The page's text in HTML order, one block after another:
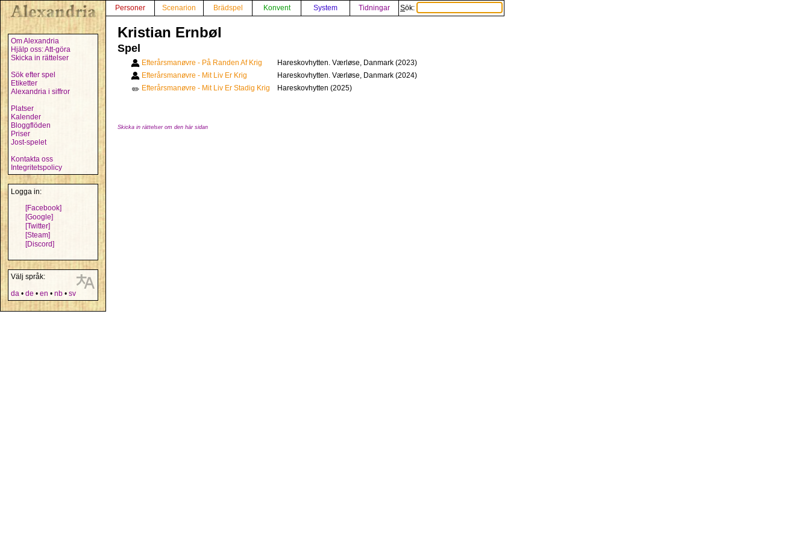
Om Alexandria
Hjälp oss: Att-göra
Skicka in rättelser
Sök efter spel
Etiketter
Alexandria i siffror
Platser
Kalender
Bloggflöden
Priser
Jost-spelet
Kontakta oss
Integritetspolicy
Logga in:
[Facebook]
[Google]
[Twitter]
[Steam]
[Discord]
Välj språk:
da • de • en • nb • sv
Personer Scenarion Brädspel Konvent System Tidningar Sök:
Kristian Ernbøl
Spel
Efterårsmanøvre - På Randen Af Krig
Hareskovhytten. Værløse, Danmark (2023)
Efterårsmanøvre - Mit Liv Er Krig
Hareskovhytten. Værløse, Danmark (2024)
✏️ Efterårsmanøvre - Mit Liv Er Stadig Krig Hareskovhytten (2025)
Skicka in rättelser om den här sidan